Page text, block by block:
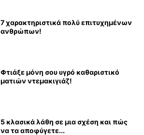
7 χαρακτηριστικά πολύ επιτυχημένων
ανθρώπων!
Φτιάξε μόνη σου υγρό καθαριστικό
ματιών ντεμακιγιάζ!
5 κλασικά λάθη σε μια σχέση και πώς
να τα αποφύγετε...